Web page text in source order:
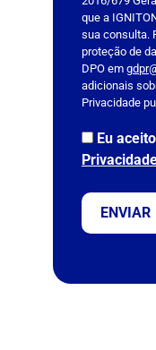
e
a
s
e
l
a
v
t
f
que a
sua consulta.
proteção de
DPO em
adicionais
Privacidade
Eu aceito